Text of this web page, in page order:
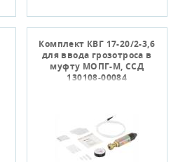
Комплект КВГ 17-20/2-3,6
для ввода грозотроса в
муфту МОПГ-М, ССД
130108-00084